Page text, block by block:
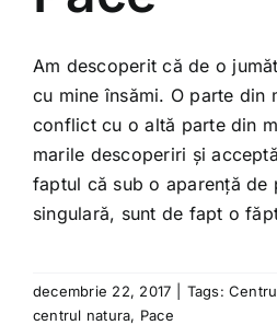
Tratamente
Iubim
Am descoperit că de o
cu mine însămi. O parte din
conflict cu o altă parte din
marile descoperiri și
faptul că sub o aparență de
singulară, sunt de fapt o
decembrie 22, 2017 Tags:
centrul natura, Pace